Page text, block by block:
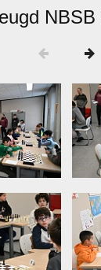
NBSB